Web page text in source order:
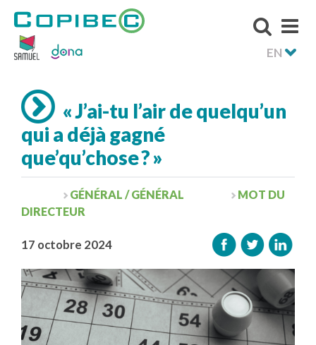
EN
« J’ai-tu l’air de quelqu’un
qui a déjà gagné
que’qu’chose ? »
GÉNÉRAL / GÉNÉRAL
MOT DU
DIRECTEUR
17 octobre 2024